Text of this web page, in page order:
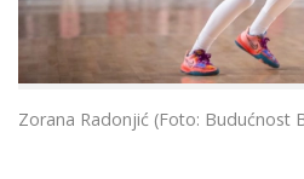
Zorana Radonjić (Foto: Budućnost